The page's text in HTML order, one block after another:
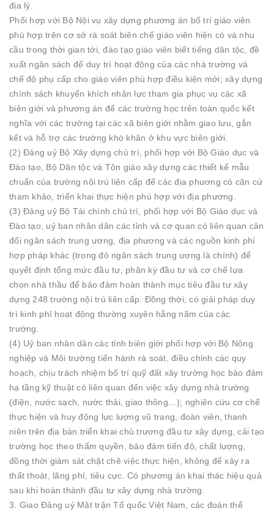
địa lý.
Phối hợp với Bộ Nội vụ xây dựng phương án bố trí giáo viên
phù hợp trên cơ sở rà soát biên chế giáo viên hiện có và nhu
cầu trong thời gian tới, đào tạo giáo viên biết tiếng dân tộc, đề
xuất ngân sách để duy trì hoạt động của các nhà trường và
chế độ phụ cấp cho giáo viên phù hợp điều kiện mới; xây dựng
chính sách khuyến khích nhân lực tham gia phục vụ các xã
biên giới và phương án để các trường học trên toàn quốc kết
nghĩa với các trường tại các xã biên giới nhằm giao lưu, gắn
kết và hỗ trợ các trường khó khăn ở khu vực biên giới.
(2) Đảng uỷ Bộ Xây dựng chủ trì, phối hợp với Bộ Giáo dục và
Đào tạo, Bộ Dân tộc và Tôn giáo xây dựng các thiết kế mẫu
chuẩn của trường nội trú liên cấp để các địa phương có căn cứ
tham khảo, triển khai thực hiện phù hợp với địa phương.
(3) Đảng uỷ Bộ Tài chính chủ trì, phối hợp với Bộ Giáo dục và
Đào tạo, uỷ ban nhân dân các tỉnh và cơ quan có liên quan cân
đối ngân sách trung ương, địa phương và các nguồn kinh phí
hợp pháp khác (trong đó ngân sách trung ương là chính) để
quyết định tổng mức đầu tư, phân kỳ đầu tư và cơ chế lựa
chọn nhà thầu để bảo đảm hoàn thành mục tiêu đầu tư xây
dựng 248 trường nội trú liên cấp. Đồng thời, có giải pháp duy
trì kinh phí hoạt động thường xuyên hằng năm của các
trường.
(4) Uỷ ban nhân dân các tỉnh biên giới phối hợp với Bộ Nông
nghiệp và Môi trường tiến hành rà soát, điều chỉnh các quy
hoạch, chịu trách nhiệm bố trí quỹ đất xây trường học bảo đảm
hạ tầng kỹ thuật có liên quan đến việc xây dựng nhà trường
(điện, nước sạch, nước thải, giao thông…); nghiên cứu cơ chế
thực hiện và huy động lực lượng vũ trang, đoàn viên, thanh
niên trên địa bàn triển khai chủ trương đầu tư xây dựng, cải tạo
trường học theo thẩm quyền, bảo đảm tiến độ, chất lượng,
đồng thời giám sát chặt chẽ việc thực hiện, không để xảy ra
thất thoát, lãng phí, tiêu cực. Có phương án khai thác hiệu quả
sau khi hoàn thành đầu tư xây dựng nhà trường.
3. Giao Đảng uỷ Mặt trận Tổ quốc Việt Nam, các đoàn thể